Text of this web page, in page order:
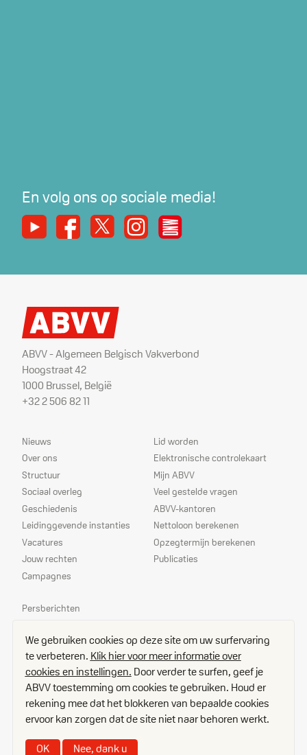
En volg ons op sociale media!
YoutubeFacebook
X InstagramDe Nieuwe Werker
ABVV - Algemeen Belgisch Vakverbond
Hoogstraat 42
1000 Brussel, België
+32 2 506 82 11
Sitemap
Nieuws
Over ons
Structuur
Sociaal overleg
Geschiedenis
Leidinggevende instanties
Vacatures
Jouw rechten
Campagnes
Dienstverlening
Lid worden
Elektronische controlekaart
Mijn ABVV
Veel gestelde vragen
ABVV-kantoren
Nettoloon berekenen
Opzegtermijn berekenen
Publicaties
Prioriteiten
Persberichten
Delegees
Contact
Toegangsplan
Vacatures
Disclaimer
Cookies
Privacy
We gebruiken cookies op deze site om uw surfervaring
te verbeteren. Klik hier voor meer informatie over
cookies en instellingen. Door verder te surfen, geef je
ABVV toestemming om cookies te gebruiken. Houd er
rekening mee dat het blokkeren van bepaalde cookies
ervoor kan zorgen dat de site niet naar behoren werkt.
OK Nee, dank u